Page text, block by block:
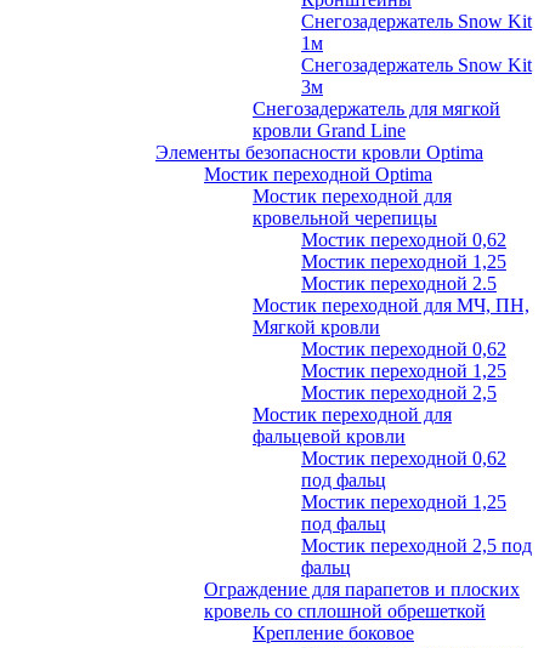
Снегозадержатель Snow Kit
1м
Снегозадержатель Snow Kit
3м
Снегозадержатель для мягкой
кровли Grand Line
Элементы безопасности кровли Optima
Мостик переходной Optima
Мостик переходной для
кровельной черепицы
Мостик переходной 0,62
Мостик переходной 1,25
Мостик переходной 2.5
Мостик переходной для МЧ, ПН,
Мягкой кровли
Мостик переходной 0,62
Мостик переходной 1,25
Мостик переходной 2,5
Мостик переходной для
фальцевой кровли
Мостик переходной 0,62
под фальц
Мостик переходной 1,25
под фальц
Мостик переходной 2,5 под
фальц
Ограждение для парапетов и плоских
кровель со сплошной обрешеткой
Крепление боковое